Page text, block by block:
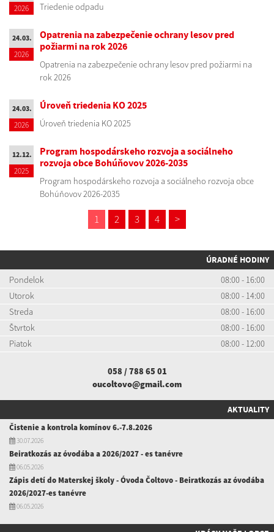
2026 Triedenie odpadu
24.03.
2026
Opatrenia na zabezpečenie ochrany lesov pred
požiarmi na rok 2026
Opatrenia na zabezpečenie ochrany lesov pred požiarmi na
rok 2026
24.03.
2026
Úroveň triedenia KO 2025
Úroveň triedenia KO 2025
12.12.
2025
Program hospodárskeho rozvoja a sociálneho
rozvoja obce Bohúňovov 2026-2035
Program hospodárskeho rozvoja a sociálneho rozvoja obce
Bohúňovov 2026-2035
1 2 3 4 >
ÚRADNÉ HODINY
Pondelok
08:00 - 16:00
Utorok
08:00 - 14:00
Streda
08:00 - 16:00
Štvrtok
08:00 - 16:00
Piatok
08:00 - 12:00
058 / 788 65 01
oucoltovo@gmail.com
AKTUALITY
Čistenie a kontrola komínov 6.-7.8.2026
30.07.2026
Beiratkozás az óvodába a 2026/2027 - es tanévre
06.05.2026
Zápis detí do Materskej školy - Óvoda Čoltovo - Beiratkozás az óvodába
2026/2027-es tanévre
06.05.2026